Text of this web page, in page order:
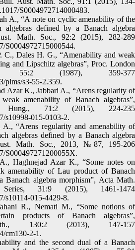
S0004972714000483.
A., “A note on cyclic amenability of the
algebras defined by a Banach algebra
Math. Soc., 92:2 (2015), 282-289
S0004972715000544.
C., Dales H. G., “Amenability and weak
and Lipschitz algebras”, Proc. London
55:2 (1987), 359-377
plms/s3-55-2.359.
Azar K., Jabbari A., “Arens regularity of
amenability of Banach algebras”,
Hung., 71:2 (2015), 224-235
s10998-015-0103-2.
“Arens regularity and amenability of
algebras defined by a Banach algebra
Math. Soc., 2013, №87, 195-206
S000497271200055X.
Haghnejad Azar K., “Some notes on
amenability of Lau product of Banach
Banach algebra morphism”, Acta Math.
31:9 (2015), 1461-1474
s10114-015-4429-8.
R., Nemati M., “Some notions of
products of Banach algebras”,
130:2 (2013), 147-157
cm130-2-1.
and the second dual of a Banach